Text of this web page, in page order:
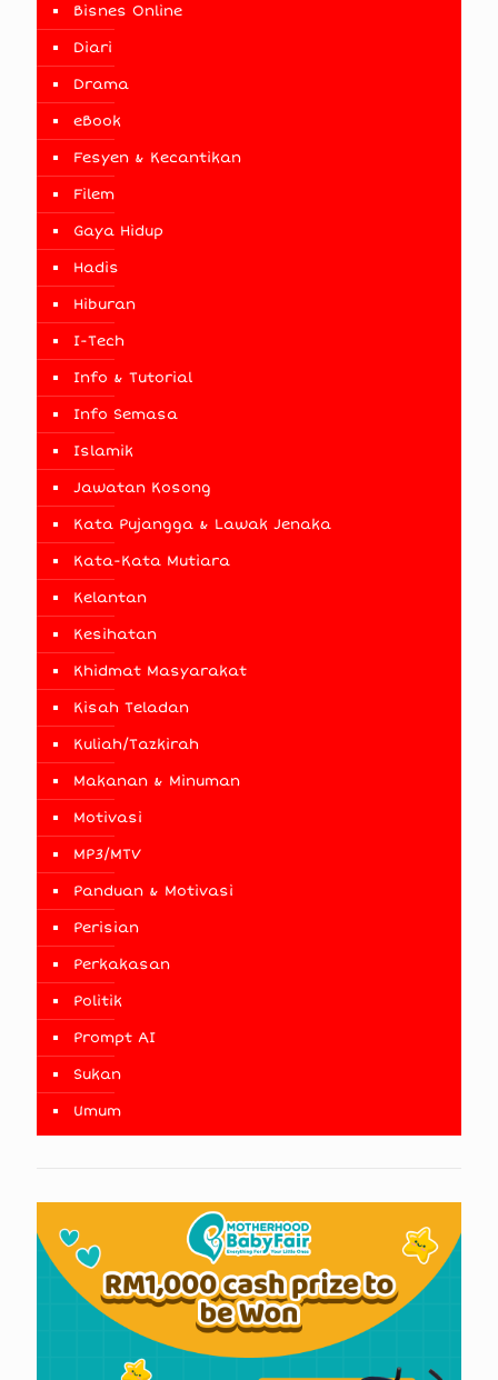
Bisnes Online
Diari
Drama
eBook
Fesyen & Kecantikan
Filem
Gaya Hidup
Hadis
Hiburan
I-Tech
Info & Tutorial
Info Semasa
Islamik
Jawatan Kosong
Kata Pujangga & Lawak Jenaka
Kata-Kata Mutiara
Kelantan
Kesihatan
Khidmat Masyarakat
Kisah Teladan
Kuliah/Tazkirah
Makanan & Minuman
Motivasi
MP3/MTV
Panduan & Motivasi
Perisian
Perkakasan
Politik
Prompt AI
Sukan
Umum